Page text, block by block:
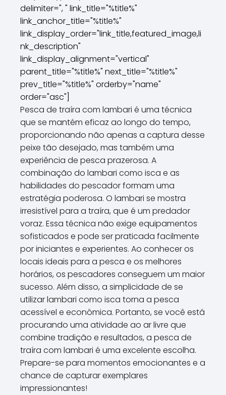
delimiter=", " link_title="%title%"
link_anchor_title="%title%"
link_display_order="link_title,featured_image,li
nk_description"
link_display_alignment="vertical"
parent_title="%title%" next_title="%title%"
prev_title="%title%" orderby="name"
order="asc"]
Pesca de traíra com lambari é uma técnica
que se mantém eficaz ao longo do tempo,
proporcionando não apenas a captura desse
peixe tão desejado, mas também uma
experiência de pesca prazerosa. A
combinação do lambari como isca e as
habilidades do pescador formam uma
estratégia poderosa. O lambari se mostra
irresistível para a traíra, que é um predador
voraz. Essa técnica não exige equipamentos
sofisticados e pode ser praticada facilmente
por iniciantes e experientes. Ao conhecer os
locais ideais para a pesca e os melhores
horários, os pescadores conseguem um maior
sucesso. Além disso, a simplicidade de se
utilizar lambari como isca torna a pesca
acessível e econômica. Portanto, se você está
procurando uma atividade ao ar livre que
combine tradição e resultados, a pesca de
traíra com lambari é uma excelente escolha.
Prepare-se para momentos emocionantes e a
chance de capturar exemplares
impressionantes!